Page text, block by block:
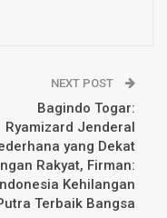
NEXT POST
Bagindo Togar:
Ryamizard Jenderal
yang Dekat
Rakyat, Firman:
Kehilangan
Terbaik Bangsa